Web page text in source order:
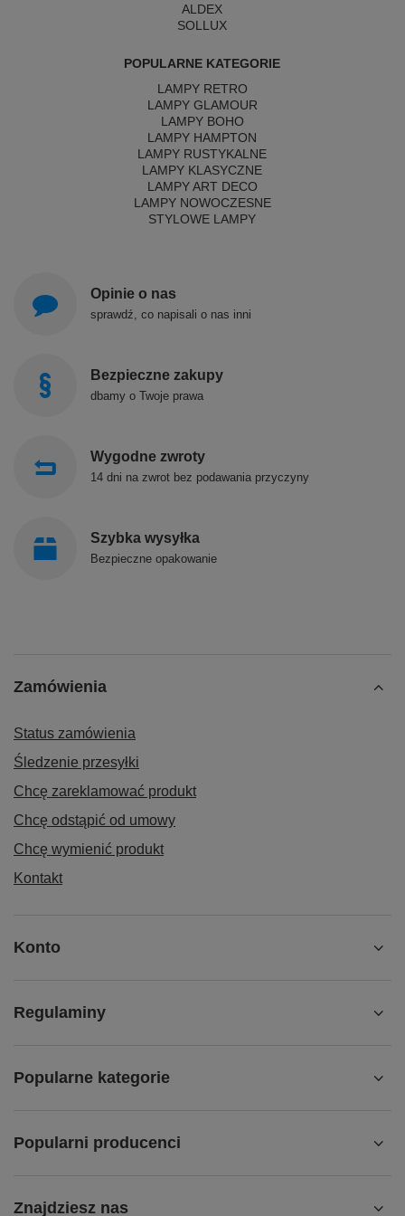
ALDEX
SOLLUX
POPULARNE KATEGORIE
LAMPY RETRO
LAMPY GLAMOUR
LAMPY BOHO
LAMPY HAMPTON
LAMPY RUSTYKALNE
LAMPY KLASYCZNE
LAMPY ART DECO
LAMPY NOWOCZESNE
STYLOWE LAMPY
Opinie o nas
sprawdź, co napisali o nas inni
Bezpieczne zakupy
dbamy o Twoje prawa
Wygodne zwroty
14 dni na zwrot bez podawania przyczyny
Szybka wysyłka
Bezpieczne opakowanie
Zamówienia
Status zamówienia
Śledzenie przesyłki
Chcę zareklamować produkt
Chcę odstąpić od umowy
Chcę wymienić produkt
Kontakt
Konto
Regulaminy
Popularne kategorie
Popularni producenci
Znajdziesz nas